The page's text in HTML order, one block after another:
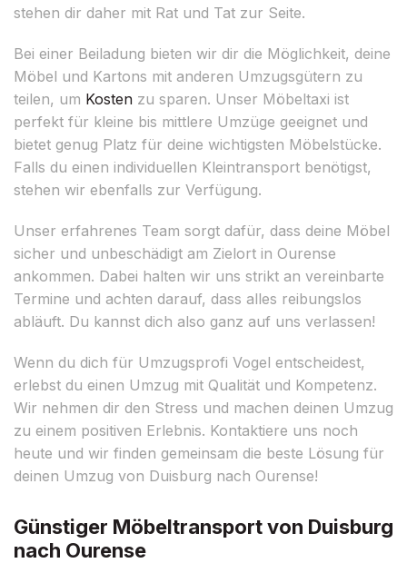
stehen dir daher mit Rat und Tat zur Seite.
Bei einer Beiladung bieten wir dir die Möglichkeit, deine
Möbel und Kartons mit anderen Umzugsgütern zu
teilen, um Kosten zu sparen. Unser Möbeltaxi ist
perfekt für kleine bis mittlere Umzüge geeignet und
bietet genug Platz für deine wichtigsten Möbelstücke.
Falls du einen individuellen Kleintransport benötigst,
stehen wir ebenfalls zur Verfügung.
Unser erfahrenes Team sorgt dafür, dass deine Möbel
sicher und unbeschädigt am Zielort in Ourense
ankommen. Dabei halten wir uns strikt an vereinbarte
Termine und achten darauf, dass alles reibungslos
abläuft. Du kannst dich also ganz auf uns verlassen!
Wenn du dich für Umzugsprofi Vogel entscheidest,
erlebst du einen Umzug mit Qualität und Kompetenz.
Wir nehmen dir den Stress und machen deinen Umzug
zu einem positiven Erlebnis. Kontaktiere uns noch
heute und wir finden gemeinsam die beste Lösung für
deinen Umzug von Duisburg nach Ourense!
Günstiger Möbeltransport von Duisburg
nach Ourense